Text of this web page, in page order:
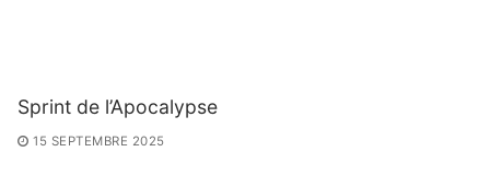
Sprint de l’Apocalypse
15 SEPTEMBRE 2025